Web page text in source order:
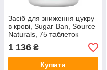
Засіб для зниження цукру
в крові, Sugar Ban, Source
Naturals, 75 таблеток
1 136 ₴
Купити